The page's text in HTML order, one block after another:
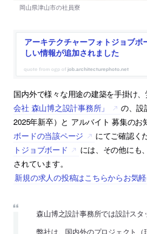
アーキテクチャーフォトジョブボ
しい情報が追加されました
job.architecturephoto.net
国内外で様々な用途の建築を手掛け
会社 森山博之設計事務所」
の、設
2025年新卒）と アルバイト 募集のお
ボードの当該ページ
にてご確認く
トジョブボード
には、その他にも
されています。
新規の求人の投稿はこちらからお気
森山博之設計事務所では設計スタ
弊社は、国内外のプロジェクト